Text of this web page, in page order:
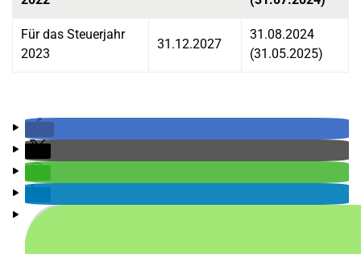
Für das Steuerjahr
2023
31.12.2027
31.08.2024
(31.05.2025)